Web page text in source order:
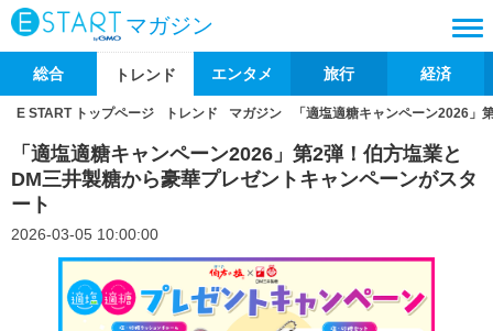
マガジン
総合 トレンド エンタメ 旅行 経済
E START トップページ トレンド マガジン 「適塩適糖キャンペーン2026
「適塩適糖キャンペーン2026」第2弾！伯方塩業と
DM三井製糖から豪華プレゼントキャンペーンがスタ
ート
2026-03-05 10:00:00